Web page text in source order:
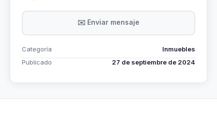
✉️ Enviar mensaje
Categoría
Inmuebles
Publicado
27 de septiembre de 2024